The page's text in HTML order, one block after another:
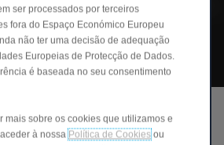
para a Vida
onde as inovações inteligentes
ser processados por terceiros
fora do Espaço Económico Europeu
não ter uma decisão de adequação
Europeias de Protecção de Dados.
é baseada no seu consentimento
mais sobre os cookies que utilizamos e
à nossa Política de Cookies ou